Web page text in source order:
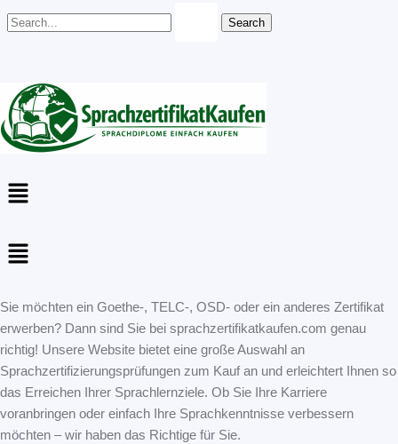
Menu
Menu
Sie möchten ein Goethe-, TELC-, OSD- oder ein anderes Zertifikat
erwerben? Dann sind Sie bei sprachzertifikatkaufen.com genau
richtig! Unsere Website bietet eine große Auswahl an
Sprachzertifizierungsprüfungen zum Kauf an und erleichtert Ihnen so
das Erreichen Ihrer Sprachlernziele. Ob Sie Ihre Karriere
voranbringen oder einfach Ihre Sprachkenntnisse verbessern
möchten – wir haben das Richtige für Sie.